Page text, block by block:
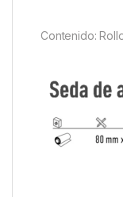
Contenido: